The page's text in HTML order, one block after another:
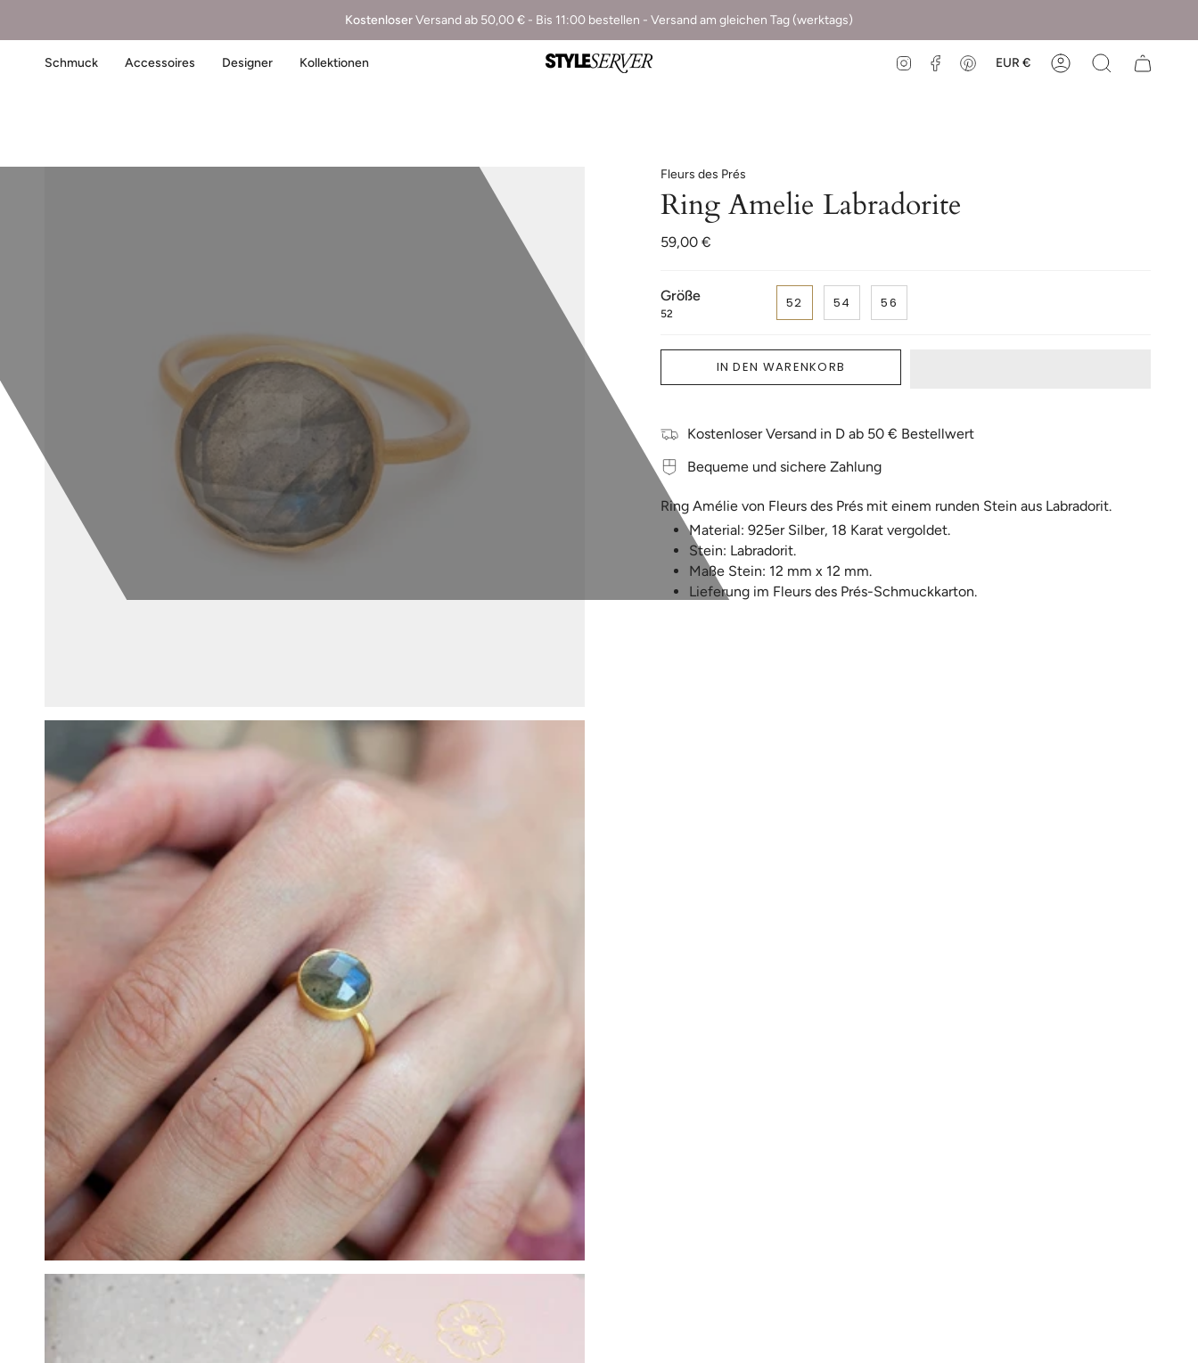
KostenloserVersand ab 50,00 € - Bis 11:00 bestellen - Versand am gleichen Tag (werktags)
Schmuck Accessoires Designer Kollektionen InstagramFacebookPinterestEUR €
Fleurs des Prés
Ring Amelie Labradorite
59,00 €
Größe
52
52 54 56
IN DEN WARENKORB
Kostenloser Versand in D ab 50 € Bestellwert
Bequeme und sichere Zahlung
Ring Amélie von Fleurs des Prés mit einem runden Stein aus Labradorit.
Material: 925er Silber, 18 Karat vergoldet.
Stein: Labradorit.
Maße Stein: 12 mm x 12 mm.
Lieferung im Fleurs des Prés-Schmuckkarton.